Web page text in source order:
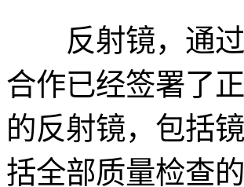
反射镜，通过
合作已经签署了
的反射镜，包括
括全部质量检查的